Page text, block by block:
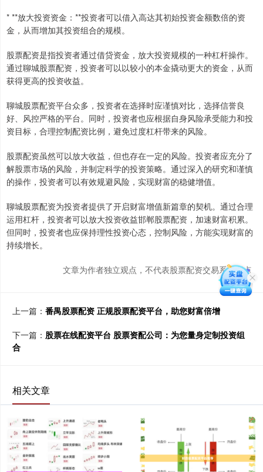
* **放大投资资金：**投资者可以借入高达其初始投资金额数倍的资
金，从而增加其投资组合的规模。
股票配资是指投资者通过借贷资金，放大投资规模的一种杠杆操作。
通过聊城股票配资，投资者可以以较小的本金撬动更大的资金，从而
获得更高的投资收益。
聊城股票配资平台众多，投资者在选择时应谨慎对比，选择信誉良
好、风控严格的平台。同时，投资者也应根据自身风险承受能力和投
资目标，合理控制配资比例，避免过度杠杆带来的风险。
股票配资虽然可以放大收益，但也存在一定的风险。投资者应充分了
解股票市场的风险，并制定科学的投资策略。通过深入的研究和谨慎
的操作，投资者可以有效规避风险，实现财富的稳健增值。
聊城股票配资为投资者提供了开启财富增值新篇章的契机。通过合理
运用杠杆，投资者可以放大投资收益邯郸股票配资，加速财富积累。
但同时，投资者也应保持理性投资心态，控制风险，方能实现财富的
持续增长。
文章为作者独立观点，不代表股票配资交易系统观点
上一篇： 番禺股票配资 正规股票配资平台，助您财富倍增
下一篇： 股票在线配资平台 股票资配公司：为您量身定制投资组
合
相关文章